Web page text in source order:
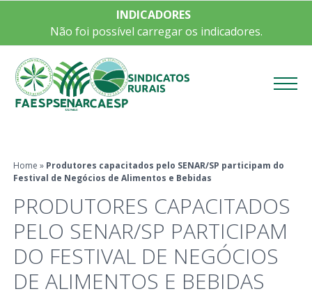
INDICADORES
Não foi possível carregar os indicadores.
Home » Produtores capacitados pelo SENAR/SP participam do
Festival de Negócios de Alimentos e Bebidas
PRODUTORES CAPACITADOS
PELO SENAR/SP PARTICIPAM
DO FESTIVAL DE NEGÓCIOS
DE ALIMENTOS E BEBIDAS